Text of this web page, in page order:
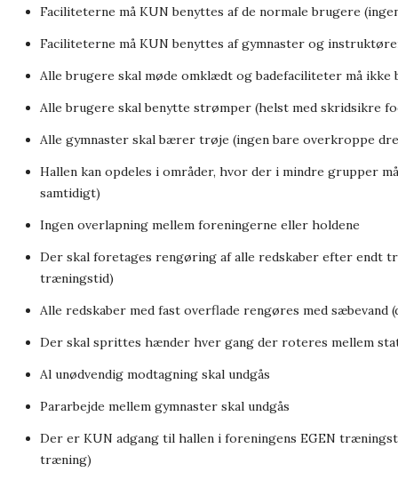
Faciliteterne må KUN benyttes af de normale brugere
Faciliteterne må KUN benyttes af gymnaster og
Alle brugere skal møde omklædt og badefaciliteter må ikke
Alle brugere skal benytte strømper (helst med skridsikre
Alle gymnaster skal bærer trøje (ingen bare overkroppe
Hallen kan opdeles i områder, hvor der i mindre grupper
samtidigt)
Ingen overlapning mellem foreningerne eller holdene
Der skal foretages rengøring af alle redskaber efter endt
træningstid)
Alle redskaber med fast overflade rengøres med
Der skal sprittes hænder hver gang der roteres mellem
Al unødvendig modtagning skal undgås
Pararbejde mellem gymnaster skal undgås
Der er KUN adgang til hallen i foreningens EGEN
træning)